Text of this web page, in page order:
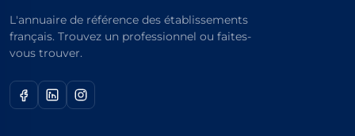
L'annuaire de référence des établissements
français. Trouvez un professionnel ou faites-
vous trouver.